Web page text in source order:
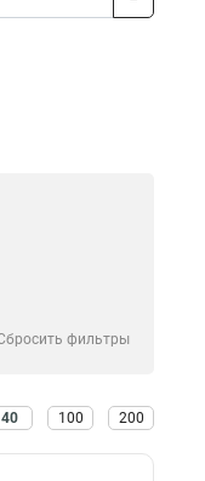
фильтры
40 100 200